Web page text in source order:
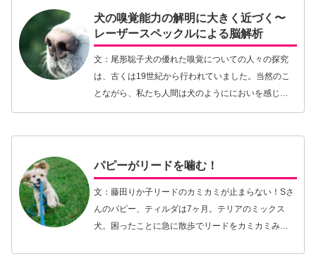
犬の嗅覚能力の解明に大きく近づく〜
レーザースペックルによる脳解析
文：尾形聡子犬の優れた嗅覚についての人々の探究
は、古くは19世紀から行われていました。当然のこ
とながら、私たち人間は犬のようににおいを感じる
ことができません。そこで研究者らは解剖学や組織
パピーがリードを噛む！
文：藤田りか子リードのカミカミが止まらない！Sさ
んのパピー、ティルダは7ヶ月。テリアのミックス
犬。困ったことに急に散歩でリードをカミカミみす